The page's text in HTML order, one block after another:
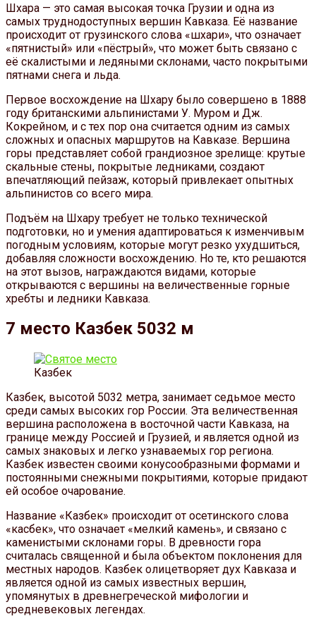
Шхара — это самая высокая точка Грузии и одна из
самых труднодоступных вершин Кавказа. Её название
происходит от грузинского слова «шхари», что означает
«пятнистый» или «пёстрый», что может быть связано с
её скалистыми и ледяными склонами, часто покрытыми
пятнами снега и льда.
Первое восхождение на Шхару было совершено в 1888
году британскими альпинистами У. Муром и Дж.
Кокрейном, и с тех пор она считается одним из самых
сложных и опасных маршрутов на Кавказе. Вершина
горы представляет собой грандиозное зрелище: крутые
скальные стены, покрытые ледниками, создают
впечатляющий пейзаж, который привлекает опытных
альпинистов со всего мира.
Подъём на Шхару требует не только технической
подготовки, но и умения адаптироваться к изменчивым
погодным условиям, которые могут резко ухудшиться,
добавляя сложности восхождению. Но те, кто решаются
на этот вызов, награждаются видами, которые
открываются с вершины на величественные горные
хребты и ледники Кавказа.
7 место Казбек 5032 м
Казбек
Казбек, высотой 5032 метра, занимает седьмое место
среди самых высоких гор России. Эта величественная
вершина расположена в восточной части Кавказа, на
границе между Россией и Грузией, и является одной из
самых знаковых и легко узнаваемых гор региона.
Казбек известен своими конусообразными формами и
постоянными снежными покрытиями, которые придают
ей особое очарование.
Название «Казбек» происходит от осетинского слова
«касбек», что означает «мелкий камень», и связано с
каменистыми склонами горы. В древности гора
считалась священной и была объектом поклонения для
местных народов. Казбек олицетворяет дух Кавказа и
является одной из самых известных вершин,
упомянутых в древнегреческой мифологии и
средневековых легендах.